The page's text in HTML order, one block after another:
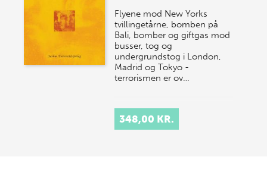
Flyene mod New Yorks
tvillingetårne, bomben på
Bali, bomber og giftgas mod
busser, tog og
undergrundstog i London,
Madrid og Tokyo -
terrorismen er ov…
348,00 KR.